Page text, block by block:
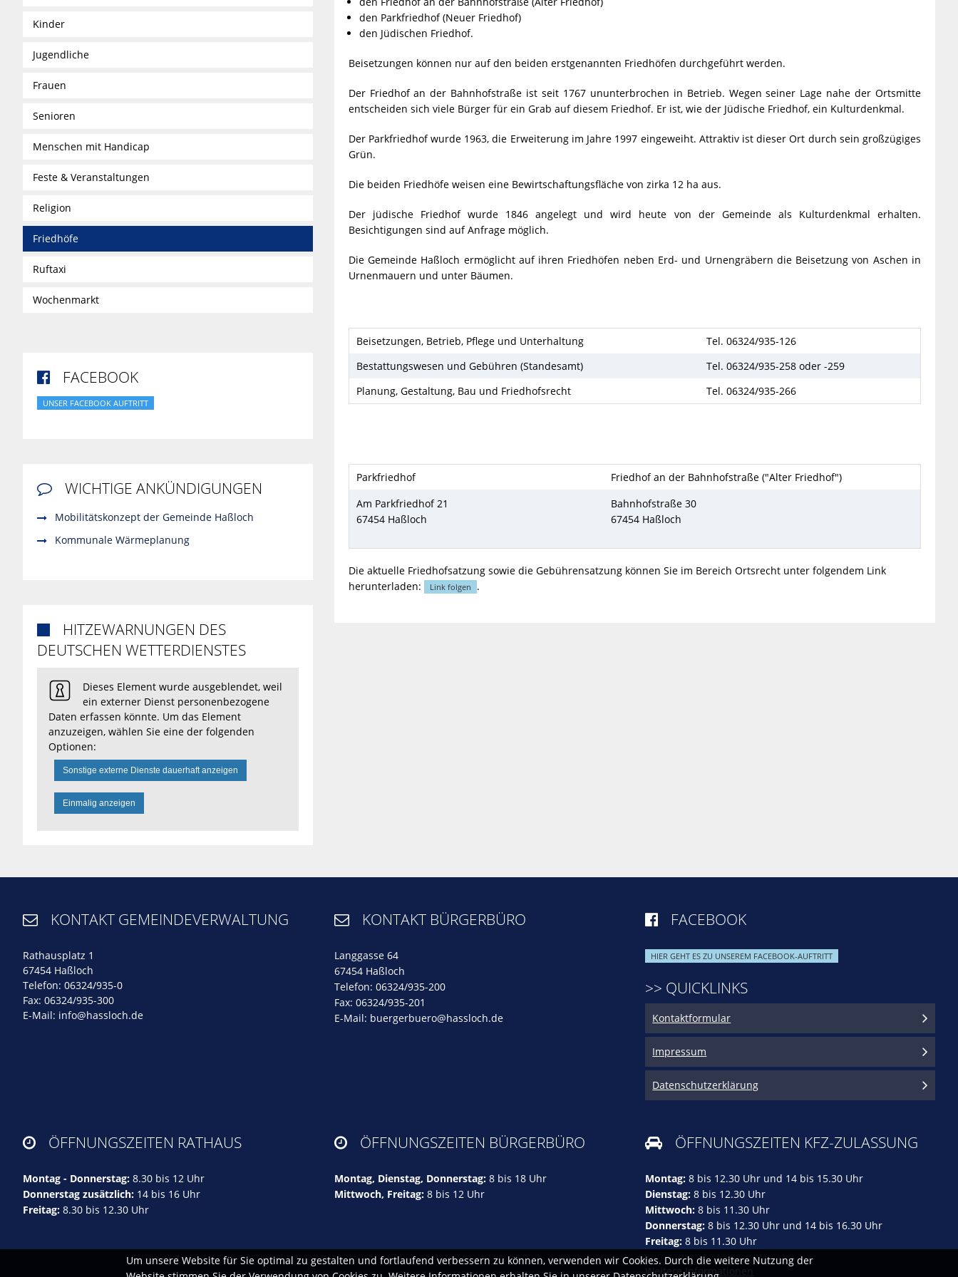
den Parkfriedhof (Neuer Friedhof)
den Jüdischen Friedhof.
Beisetzungen können nur auf den beiden erstgenannten Friedhöfen durchgeführt werden.
Der Friedhof an der Bahnhofstraße ist seit 1767 ununterbrochen in Betrieb. Wegen seiner Lage nahe der Ortsmitte
entscheiden sich viele Bürger für ein Grab auf diesem Friedhof. Er ist, wie der Jüdische Friedhof, ein Kulturdenkmal.
Der Parkfriedhof wurde 1963, die Erweiterung im Jahre 1997 eingeweiht. Attraktiv ist dieser Ort durch sein großzügiges
Grün.
Die beiden Friedhöfe weisen eine Bewirtschaftungsfläche von zirka 12 ha aus.
Der jüdische Friedhof wurde 1846 angelegt und wird heute von der Gemeinde als Kulturdenkmal erhalten.
Besichtigungen sind auf Anfrage möglich.
Die Gemeinde Haßloch ermöglicht auf ihren Friedhöfen neben Erd- und Urnengräbern die Beisetzung von Aschen in
Urnenmauern und unter Bäumen.
Beisetzungen, Betrieb, Pflege und Unterhaltung
Tel. 06324/935-126
Bestattungswesen und Gebühren (Standesamt)
Tel. 06324/935-258 oder -259
Planung, Gestaltung, Bau und Friedhofsrecht
Tel. 06324/935-266
Parkfriedhof
Friedhof an der Bahnhofstraße ("Alter Friedhof")
Am Parkfriedhof 21
67454 Haßloch
Bahnhofstraße 30
67454 Haßloch
Die aktuelle Friedhofsatzung sowie die Gebührensatzung können Sie im Bereich Ortsrecht unter folgendem Link
herunterladen:
Link folgen .
Kinder
Jugendliche
Frauen
Senioren
Menschen mit Handicap
Feste & Veranstaltungen
Religion
Friedhöfe
Ruftaxi
Wochenmarkt
 FACEBOOK
UNSER FACEBOOK AUFTRITT
 WICHTIGE ANKÜNDIGUNGEN
Mobilitätskonzept der Gemeinde Haßloch
Kommunale Wärmeplanung

HITZEWARNUNGEN DES
DEUTSCHEN WETTERDIENSTES
Dieses Element wurde ausgeblendet, weil
ein externer Dienst personenbezogene
Daten erfassen könnte. Um das Element
anzuzeigen, wählen Sie eine der folgenden
Optionen:
Sonstige externe Dienste dauerhaft anzeigen
Einmalig anzeigen
 KONTAKT GEMEINDEVERWALTUNG
Rathausplatz 1
67454 Haßloch
Telefon: 06324/935-0
Fax: 06324/935-300
E-Mail: info@hassloch.de
 KONTAKT BÜRGERBÜRO
Langgasse 64
67454 Haßloch
Telefon: 06324/935-200
Fax: 06324/935-201
E-Mail: buergerbuero@hassloch.de
 FACEBOOK
HIER GEHT ES ZU UNSEREM FACEBOOK-AUFTRITT
>> QUICKLINKS
Kontaktformular
Impressum
Datenschutzerklärung
 ÖFFNUNGSZEITEN RATHAUS
Montag - Donnerstag: 8.30 bis 12 Uhr
Donnerstag zusätzlich: 14 bis 16 Uhr
Freitag: 8.30 bis 12.30 Uhr
 ÖFFNUNGSZEITEN BÜRGERBÜRO
Montag, Dienstag, Donnerstag:8 bis 18 Uhr
Mittwoch, Freitag:8 bis 12 Uhr
 ÖFFNUNGSZEITEN KFZ-ZULASSUNG
Montag: 8 bis 12.30 Uhr und 14 bis 15.30 Uhr
Dienstag:8 bis 12.30 Uhr
Mittwoch: 8 bis 11.30 Uhr
Donnerstag:8 bis 12.30 Uhr und 14 bis 16.30 Uhr
Freitag: 8 bis 11.30 Uhr
Weitere Informationen
Um unsere Website für Sie optimal zu gestalten und fortlaufend verbessern zu können, verwenden wir Cookies. Durch die weitere Nutzung der